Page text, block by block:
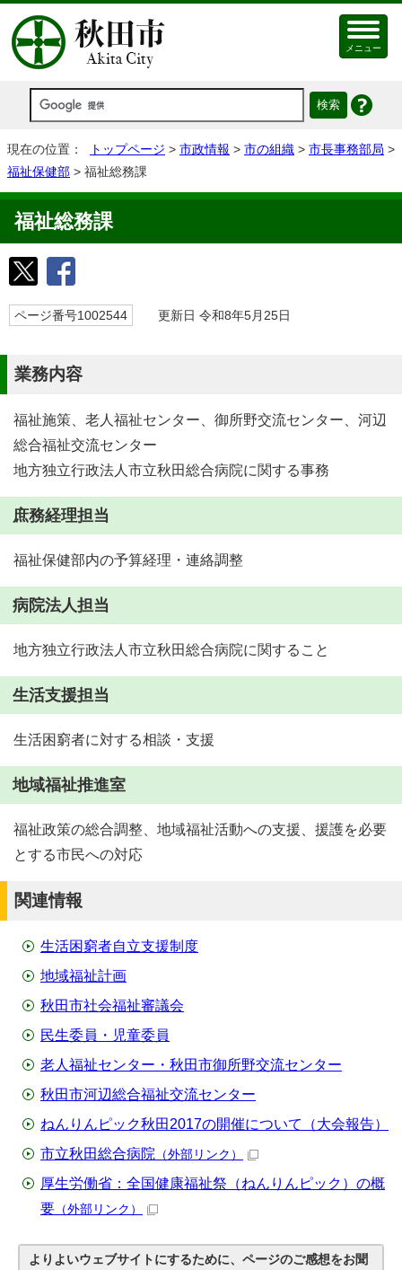
メニュー
現在の位置： トップページ > 市政情報 > 市の組織 > 市長事務部局 >
福祉保健部 > 福祉総務課
福祉総務課
ページ番号1002544 更新日 令和8年5月25日
業務内容
福祉施策、老人福祉センター、御所野交流センター、河辺
総合福祉交流センター
地方独立行政法人市立秋田総合病院に関する事務
庶務経理担当
福祉保健部内の予算経理・連絡調整
病院法人担当
地方独立行政法人市立秋田総合病院に関すること
生活支援担当
生活困窮者に対する相談・支援
地域福祉推進室
福祉政策の総合調整、地域福祉活動への支援、援護を必要
とする市民への対応
関連情報
生活困窮者自立支援制度
地域福祉計画
秋田市社会福祉審議会
民生委員・児童委員
老人福祉センター・秋田市御所野交流センター
秋田市河辺総合福祉交流センター
ねんりんピック秋田2017の開催について（大会報告）
市立秋田総合病院 （外部リンク）
厚生労働省：全国健康福祉祭（ねんりんピック）の概
要 （外部リンク）
よりよいウェブサイトにするために、ページのご感想をお聞